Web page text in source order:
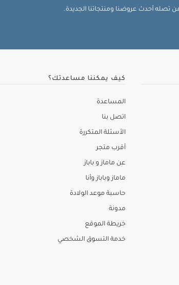
تصله أحدث عروضنا ومنتجاتنا الجديدة.
كيف يمكننا مساعدتك؟
المساعدة
اتصل بنا
الأسئلة المتكررة
أقرب متجر
عن ماماز و باباز
ماماز وباباز وأنا
حاسبة موعد الولادة
مدونة
خريطة الموقع
خدمة التسوق الشخصي